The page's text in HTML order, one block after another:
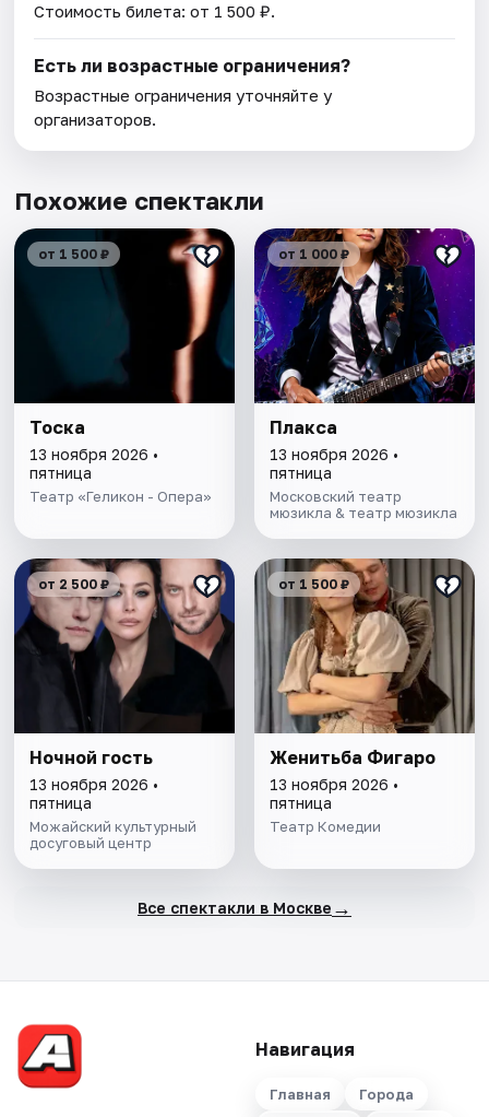
Стоимость билета: от 1 500 ₽.
Есть ли возрастные ограничения?
Возрастные ограничения уточняйте у
организаторов.
Похожие спектакли
от 1 500 ₽
Тоска
13 ноября 2026 •
пятница
Театр «Геликон - Опера»
от 1 000 ₽
Плакса
13 ноября 2026 •
пятница
Московский театр
мюзикла & театр мюзикла
от 2 500 ₽
Ночной гость
13 ноября 2026 •
пятница
Можайский культурный
досуговый центр
от 1 500 ₽
Женитьба Фигаро
13 ноября 2026 •
пятница
Театр Комедии
Все спектакли в Москве →
Навигация
Главная Города